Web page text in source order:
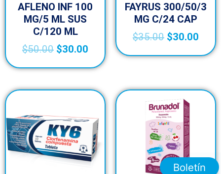
AFLENO INF 100
MG/5 ML SUS
C/120 ML
$50.00 $30.00
FAYRUS 300/50/3
MG C/24 CAP
$35.00 $30.00
Boletín